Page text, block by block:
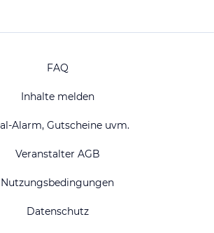
FAQ
Inhalte melden
Alarm, Gutscheine uvm.
Veranstalter AGB
Nutzungsbedingungen
Datenschutz